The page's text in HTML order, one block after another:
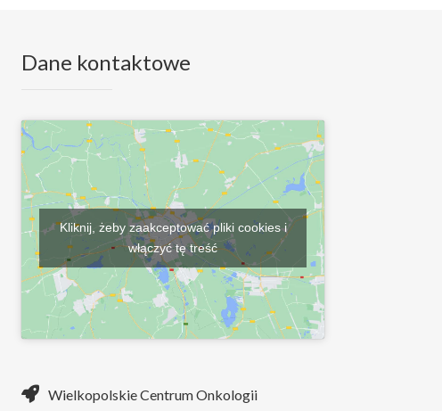
Dane kontaktowe
Kliknij, żeby zaakceptować pliki cookies i
włączyć tę treść
Wielkopolskie Centrum Onkologii